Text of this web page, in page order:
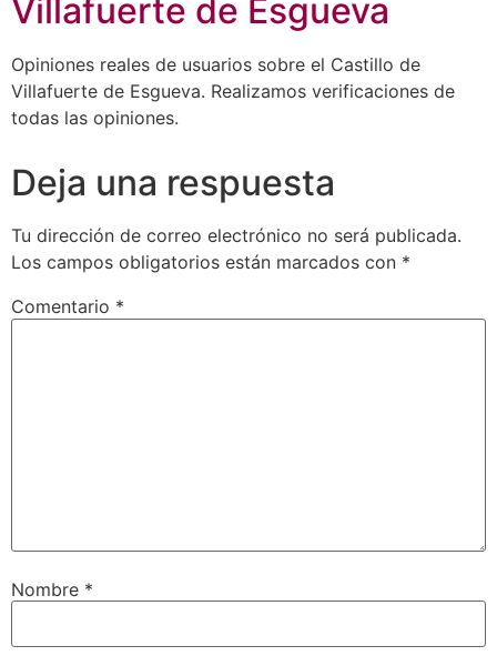
Villafuerte de Esgueva
Opiniones reales de usuarios sobre el Castillo de
Villafuerte de Esgueva. Realizamos verificaciones de
todas las opiniones.
Deja una respuesta
Tu dirección de correo electrónico no será publicada.
Los campos obligatorios están marcados con *
Comentario *
Nombre *